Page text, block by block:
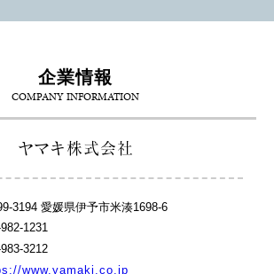
企業情報
COMPANY INFORMATION
ヤマキ株式会社
3194 愛媛県伊予市米湊1698-6
1231
3212
www.yamaki.co.jp